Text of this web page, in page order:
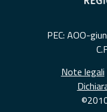
PEC: AOO-
Note legali